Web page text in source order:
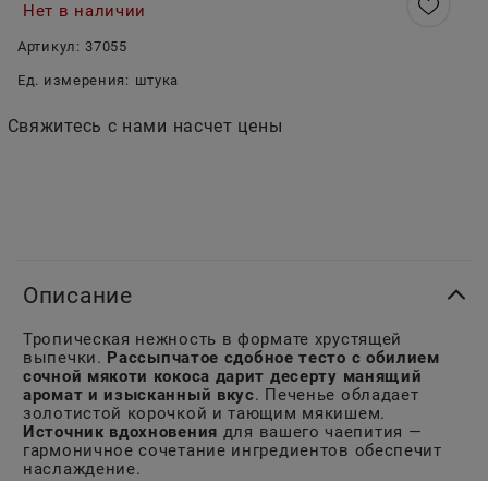
Нет в наличии
Артикул: 37055
Ед. измерения: штука
Свяжитесь с нами насчет цены
Описание
Тропическая нежность в формате хрустящей
выпечки. Рассыпчатое сдобное тесто с обилием
сочной мякоти кокоса дарит десерту манящий
аромат и изысканный вкус. Печенье обладает
золотистой корочкой и тающим мякишем.
Источник вдохновения для вашего чаепития —
гармоничное сочетание ингредиентов обеспечит
наслаждение.